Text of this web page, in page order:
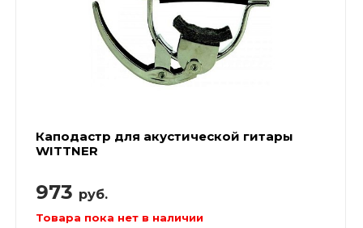
Каподастр для акустической гитары
WITTNER
973 руб.
Товара пока нет в наличии